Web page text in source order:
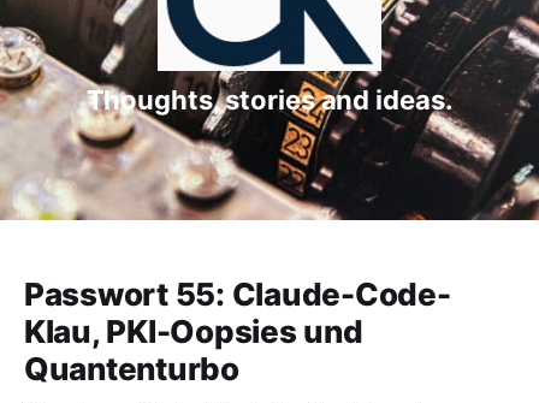
Thoughts, stories and ideas.
Passwort 55: Claude-Code-
Klau, PKI-Oopsies und
Quantenturbo